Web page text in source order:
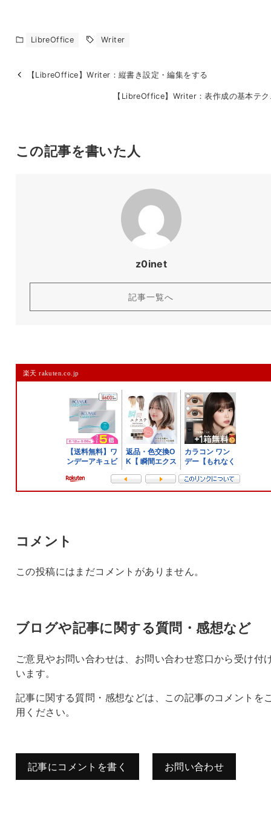
LibreOffice Writer
【LibreOffice】Writer：縦書き設定・編集をする
【LibreOffice】Writer：表作成の基本テ
この記事を書いた人
z0inet
記事一覧へ
楽天 rakuten.co.jp
コメント
この投稿にはまだコメントがありません。
ブログや記事に関する質問・感想など
ご意見やお問い合わせは、お問い合わせ窓口から受け付
います。
記事に関する質問・感想などは、この記事のコメントを
用ください。
記事にコメントを書く お問い合わせ